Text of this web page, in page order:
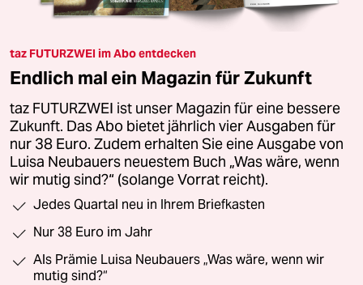
taz FUTURZWEI im Abo entdecken
Endlich mal ein Magazin für Zukunft
taz FUTURZWEI ist unser Magazin für eine bessere
Zukunft. Das Abo bietet jährlich vier Ausgaben für
nur 38 Euro. Zudem erhalten Sie eine Ausgabe von
Luisa Neubauers neuestem Buch „Was wäre, wenn
wir mutig sind?“ (solange Vorrat reicht).
Jedes Quartal neu in Ihrem Briefkasten
Nur 38 Euro im Jahr
Als Prämie Luisa Neubauers „Was wäre, wenn wir
mutig sind?“